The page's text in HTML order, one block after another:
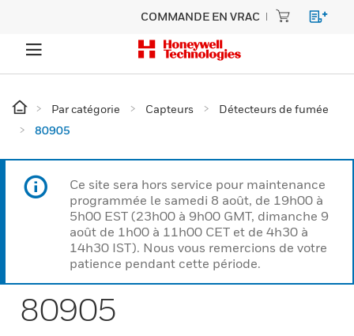
COMMANDE EN VRAC
Par catégorie Capteurs
Détecteurs de fumée
80905
Ce site sera hors service pour maintenance
programmée le samedi 8 août, de 19h00 à
5h00 EST (23h00 à 9h00 GMT, dimanche 9
août de 1h00 à 11h00 CET et de 4h30 à
14h30 IST). Nous vous remercions de votre
patience pendant cette période.
80905